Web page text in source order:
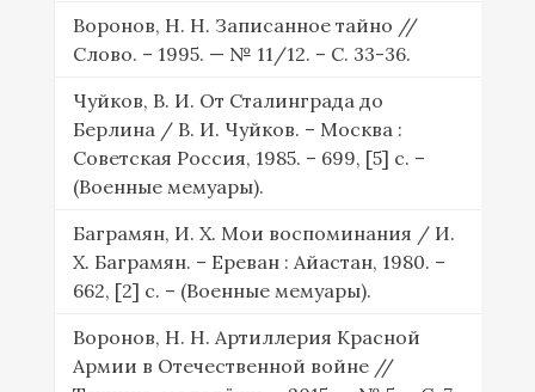
Воронов, Н. Н. Записанное тайно //
Слово. – 1995. — № 11/12. – С. 33-36.
Чуйков, В. И. От Сталинграда до
Берлина / В. И. Чуйков. – Москва :
Советская Россия, 1985. – 699, [5] с. –
(Военные мемуары).
Баграмян, И. Х. Мои воспоминания / И.
Х. Баграмян. – Ереван : Айастан, 1980. –
662, [2] c. – (Военные мемуары).
Воронов, Н. Н. Артиллерия Красной
Армии в Отечественной войне //